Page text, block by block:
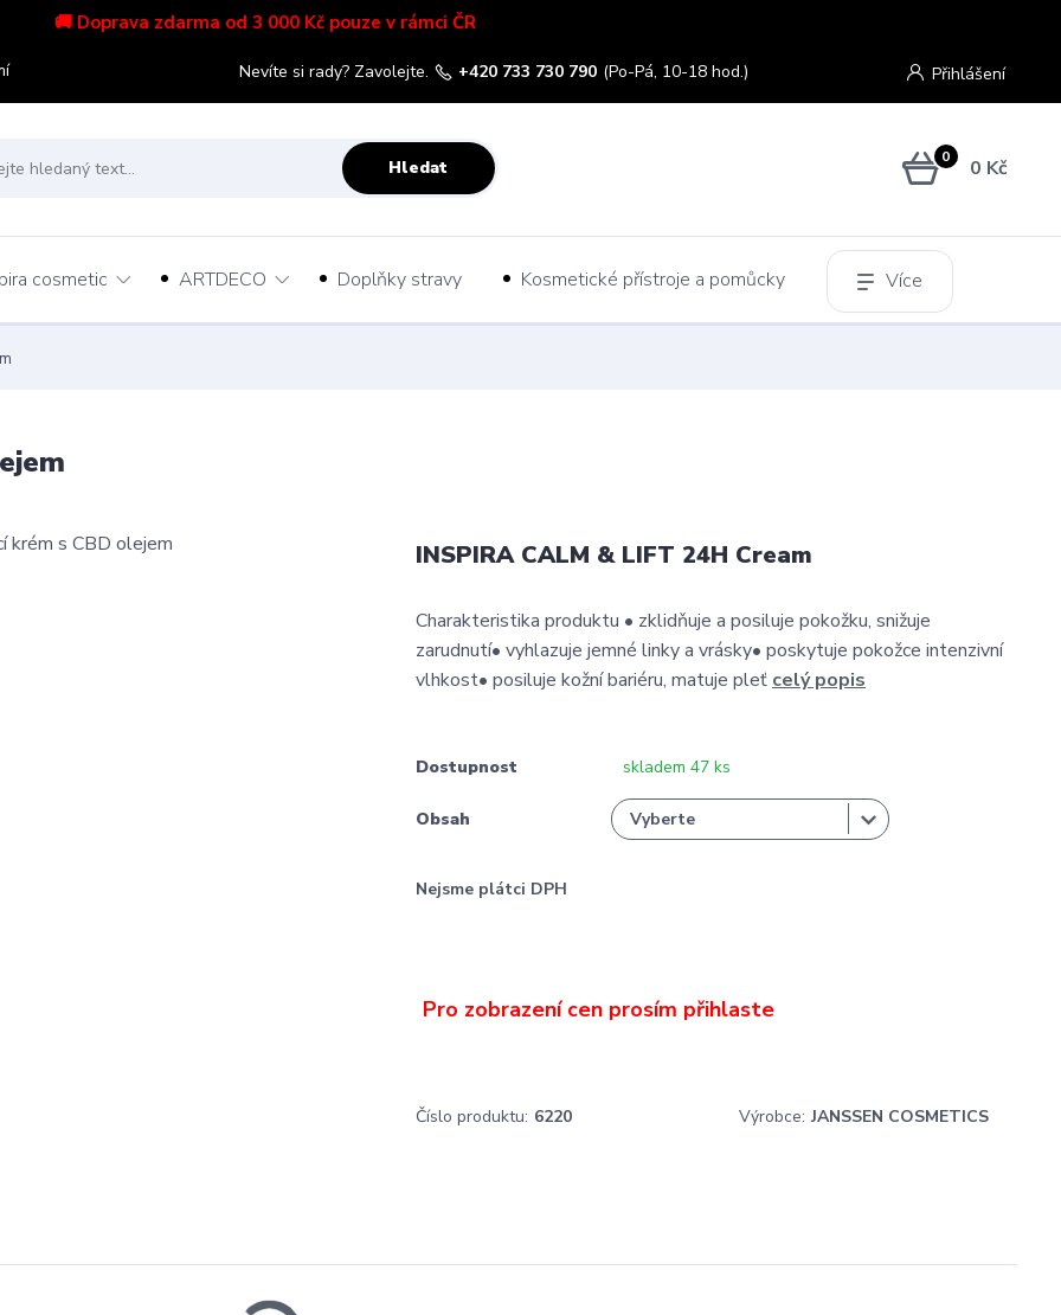
🚚 Doprava zdarma od 3 000 Kč pouze v rámci ČR
Přihlášení
Hledat
Nevíte si rady? Zavolejte. +420 733 730 790 (Po-Pá, 10-18 hod.)
0 0 Kč
cosmetic ARTDECO Doplňky stravy Kosmetické přístroje a pomůcky Více
INSPIRA CALM & LIFT 24H Cream
Charakteristika produktu • zklidňuje a posiluje pokožku, snižuje
zarudnutí• vyhlazuje jemné linky a vrásky• poskytuje pokožce intenzivní
vlhkost• posiluje kožní bariéru, matuje pleť celý popis
Dostupnost skladem 47 ks
Obsah
Nejsme plátci DPH
Číslo produktu: 6220 Výrobce: JANSSEN COSMETICS